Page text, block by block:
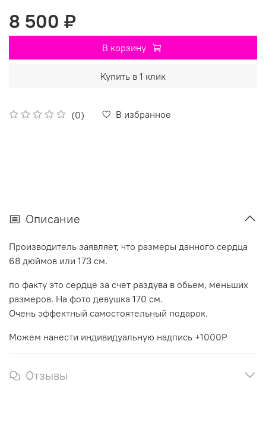
(0) В избранное
8 500 ₽
В корзину
Купить в 1 клик
Описание
Производитель заявляет, что размеры данного сердца
68 дюймов или 173 см.
по факту это сердце за счет раздува в обьем, меньших
размеров. На фото девушка 170 см.
Очень эффектный самостоятельный подарок.
Можем нанести индивидуальную надпись +1000Р
Отзывы